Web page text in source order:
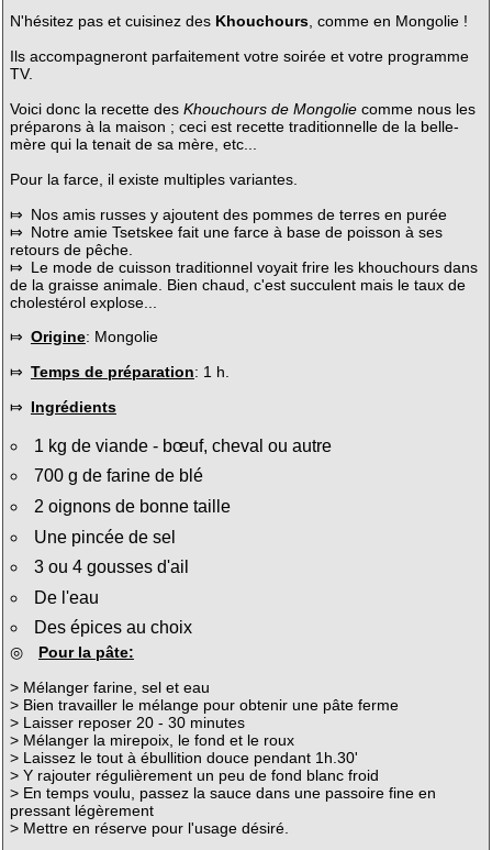
N'hésitez pas et cuisinez des Khouchours, comme en Mongolie !
Ils accompagneront parfaitement votre soirée et votre programme
TV.
Voici donc la recette des Khouchours de Mongoliecomme nous les
préparons à la maison ; ceci est recette traditionnelle de la belle-
mère qui la tenait de sa mère, etc...
Pour la farce, il existe multiples variantes.
⤇ Nos amis russes y ajoutent des pommes de terres en purée
⤇ Notre amie Tsetskee fait une farce à base de poisson à ses
retours de pêche.
⤇ Le mode de cuisson traditionnel voyait frire les khouchours dans
de la graisse animale. Bien chaud, c'est succulent mais le taux de
cholestérol explose...
⤇ Origine: Mongolie
⤇ Temps de préparation: 1 h.
⤇ Ingrédients
1 kg de viande - bœuf, cheval ou autre
700 g de farine de blé
2 oignons de bonne taille
Une pincée de sel
3 ou 4 gousses d'ail
De l'eau
Des épices au choix
◎ Pour la pâte:
> Mélanger farine, sel et eau
> Bien travailler le mélange pour obtenir une pâte ferme
> Laisser reposer 20 - 30 minutes
> Mélanger la mirepoix, le fond et le roux
> Laissez le tout à ébullition douce pendant 1h.30'
> Y rajouter régulièrement un peu de fond blanc froid
> En temps voulu, passez la sauce dans une passoire fine en
pressant légèrement
> Mettre en réserve pour l'usage désiré.